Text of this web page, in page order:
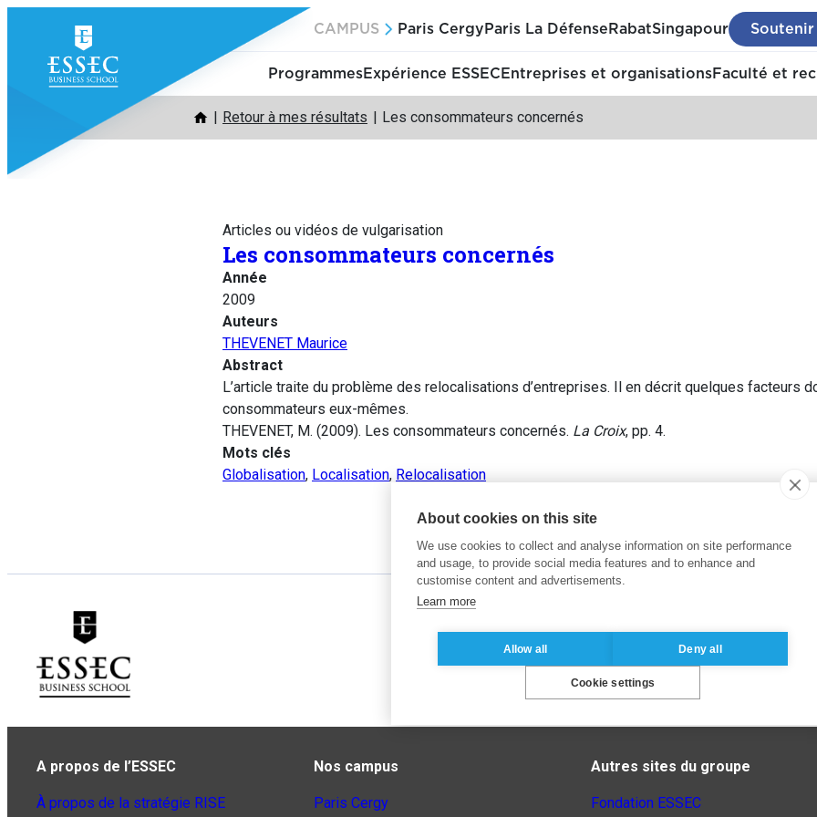
contenu
CAMPUS Paris Cergy Paris La Défense RabatSingapour Soutenir
ProgrammesExpérience ESSEC Entreprises et organisationsFaculté et
Retour à mes résultats Les consommateurs concernés
Articles ou vidéos de vulgarisation
Les consommateurs concernés
Année
2009
Auteurs
THEVENET Maurice
Abstract
L’article traite du problème des relocalisations d’entreprises. Il en décrit quelques facteurs
consommateurs eux-mêmes.
THEVENET, M. (2009). Les consommateurs concernés. La Croix, pp. 4.
Mots clés
Globalisation, Localisation, Relocalisation
A propos de l’ESSEC
À propos de la stratégie RISE
Nos campus
Paris Cergy
Autres sites du groupe
Fondation ESSEC
About cookies on this site
We use cookies to collect and analyse information on site performance
and usage, to provide social media features and to enhance and
customise content and advertisements.
Learn more
Allow all Deny all
Cookie settings